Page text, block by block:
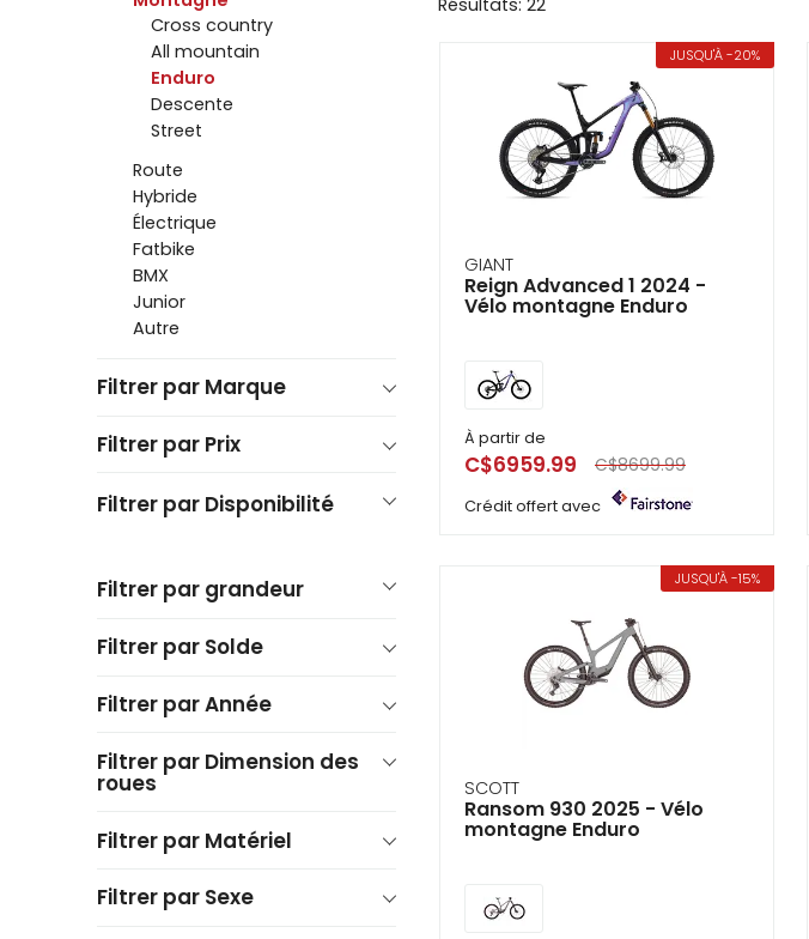
sélectionné.
tactiles
peuvent
se
servir
de
gestes
toucher
et
glisser.
Cross country
All mountain
Enduro
Descente
Street
Route
Hybride
Électrique
Fatbike
BMX
Junior
Autre
Filtrer par Marque
Filtrer par Prix
Filtrer par Disponibilité
Filtrer par grandeur
Filtrer par Solde
Filtrer par Année
Filtrer par Dimension des
roues
Filtrer par Matériel
Filtrer par Sexe
Résultats: 22
JUSQU'À -20%
GIANT
Reign Advanced 1 2024 -
Vélo montagne Enduro
À partir de
C$6959.99 C$8699.99
Crédit offert avec
JUSQU'À -15%
SCOTT
Ransom 930 2025 - Vélo
montagne Enduro